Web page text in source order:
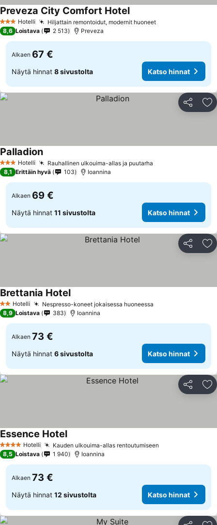
3 Tähtiluokitus
Hotelli Hiljattain remontoidut, modernit huoneetKatso hinnat
Preveza City Comfort HotelKatso hinnat
8,6 Loistava 2 513 Preveza
Alkaen 67 €
Näytä hinnat 8 sivustolta Katso hinnat
Jaa
3 Tähtiluokitus
Hotelli Rauhallinen ulkouima-allas ja puutarha
PalladionKatso hinnat
8,1 Erittäin hyvä 103 Ioannina
Alkaen 69 €
Näytä hinnat 11 sivustolta Katso hinnat
Jaa
2 Tähtiluokitus
Hotelli Nespresso-koneet jokaisessa huoneessa
Brettania HotelKatso hinnat
8,9 Loistava 383 Ioannina
Alkaen 73 €
Näytä hinnat 6 sivustolta Katso hinnat
Jaa
4 Tähtiluokitus
Hotelli Kauden ulkouima-allas rentoutumiseen
Essence HotelKatso hinnat
8,5 Loistava 1 940 Ioannina
Alkaen 73 €
Näytä hinnat 12 sivustolta Katso hinnat